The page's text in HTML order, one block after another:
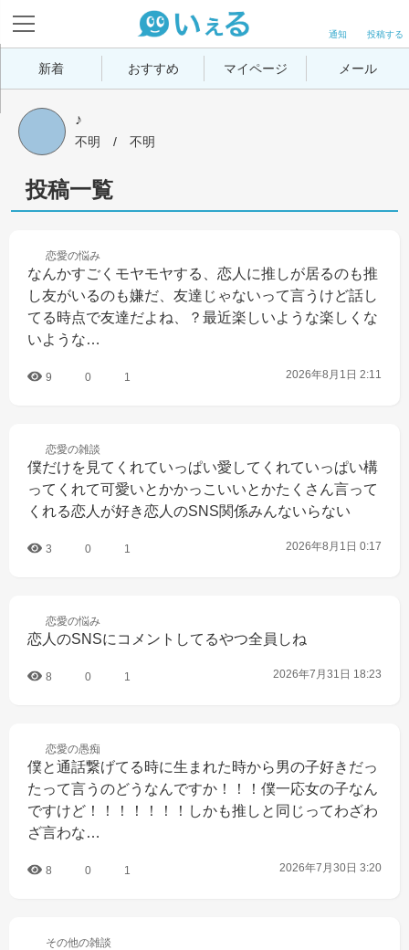
投稿する
通知
新着 おすすめ マイページ メール
♪
不明 / 不明
投稿一覧
恋愛の悩み
なんかすごくモヤモヤする、恋人に推しが居るのも推
し友がいるのも嫌だ、友達じゃないって言うけど話し
てる時点で友達だよね、？最近楽しいような楽しくな
いような…
9 0 1 2026年8月1日 2:11
恋愛の雑談
僕だけを見てくれていっぱい愛してくれていっぱい構
ってくれて可愛いとかかっこいいとかたくさん言って
くれる恋人が好き恋人のSNS関係みんないらない
3 0 1 2026年8月1日 0:17
恋愛の悩み
恋人のSNSにコメントしてるやつ全員しね
8 0 1 2026年7月31日 18:23
恋愛の愚痴
僕と通話繋げてる時に生まれた時から男の子好きだっ
たって言うのどうなんですか！！！僕一応女の子なん
ですけど！！！！！！！しかも推しと同じってわざわ
ざ言わな…
8 0 1 2026年7月30日 3:20
その他の雑談